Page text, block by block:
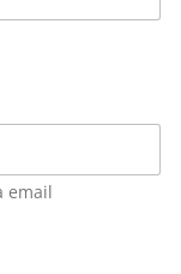
email